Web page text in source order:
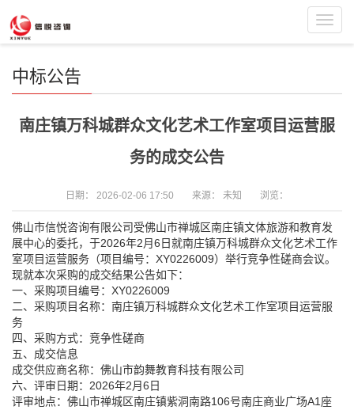
中标公告
南庄镇万科城群众文化艺术工作室项目运营服
务的成交公告
日期： 2026-02-06 17:50 来源： 未知 浏览：
佛山市信悦咨询有限公司受佛山市禅城区南庄镇文体旅游和教育发
展中心的委托，于2026年2月6日就南庄镇万科城群众文化艺术工作
室项目运营服务（项目编号：XY0226009）举行竞争性磋商会议。
现就本次采购的成交结果公告如下：
一、采购项目编号：XY0226009
二、采购项目名称：南庄镇万科城群众文化艺术工作室项目运营服
务
四、采购方式：竞争性磋商
五、成交信息
成交供应商名称：佛山市韵舞教育科技有限公司
六、评审日期：2026年2月6日
评审地点：佛山市禅城区南庄镇紫洞南路106号南庄商业广场A1座